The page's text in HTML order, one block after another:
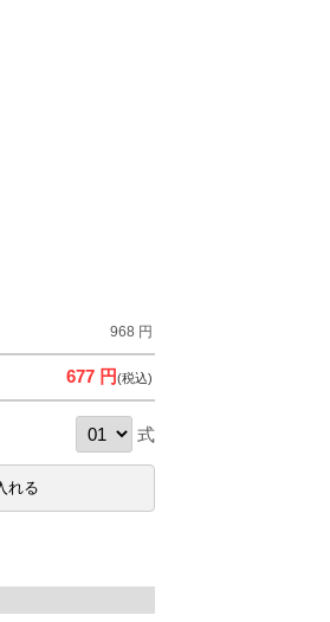
968 円
677 円(税込)
式